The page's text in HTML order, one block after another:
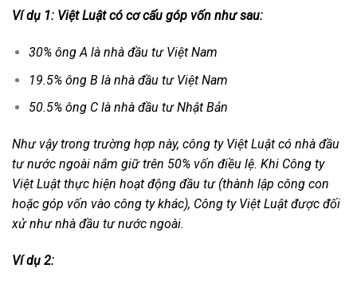
Ví dụ 1: Việt Luật có cơ cấu góp vốn như sau:
30% ông A là nhà đầu tư Việt Nam
19.5% ông B là nhà đầu tư Việt Nam
50.5% ông C là nhà đầu tư Nhật Bản
Như vậy trong trường hợp này, công ty Việt Luật có nhà đầu
tư nước ngoài nắm giữ trên 50% vốn điều lệ. Khi Công ty
Việt Luật thực hiện hoạt động đầu tư (thành lập công con
hoặc góp vốn vào công ty khác), Công ty Việt Luật được đối
xử như nhà đầu tư nước ngoài.
Ví dụ 2: